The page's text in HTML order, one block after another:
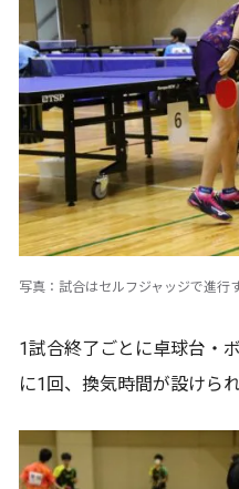
写真：試合はセルフジャッジで進行
1試合終了ごとに卓球台・
に1回、換気時間が設けられ